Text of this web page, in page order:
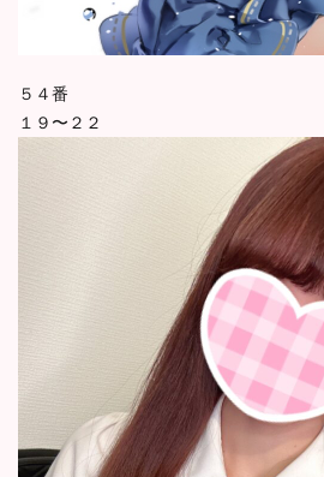
５４番
１９〜２２